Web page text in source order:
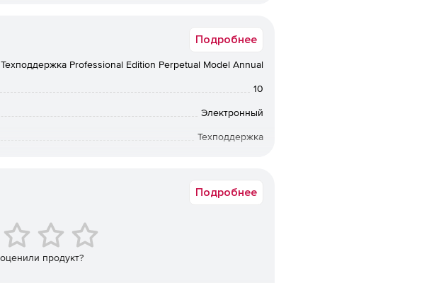
и расстановка приоритетов в областях,
основе типа, серьезности, возраста, количества
Подробнее
Техподдержка Professional Edition Perpetual Model Annual
10
Электронный
Техподдержка
Подробнее
продукт?